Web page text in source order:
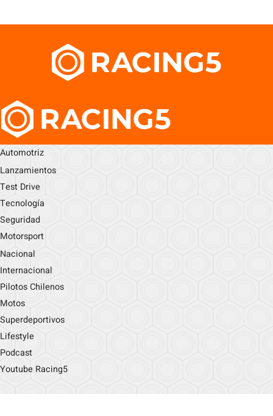
Automotriz
Lanzamientos
Test Drive
Tecnología
Seguridad
Motorsport
Nacional
Internacional
Pilotos Chilenos
Motos
Superdeportivos
Lifestyle
Podcast
Youtube Racing5